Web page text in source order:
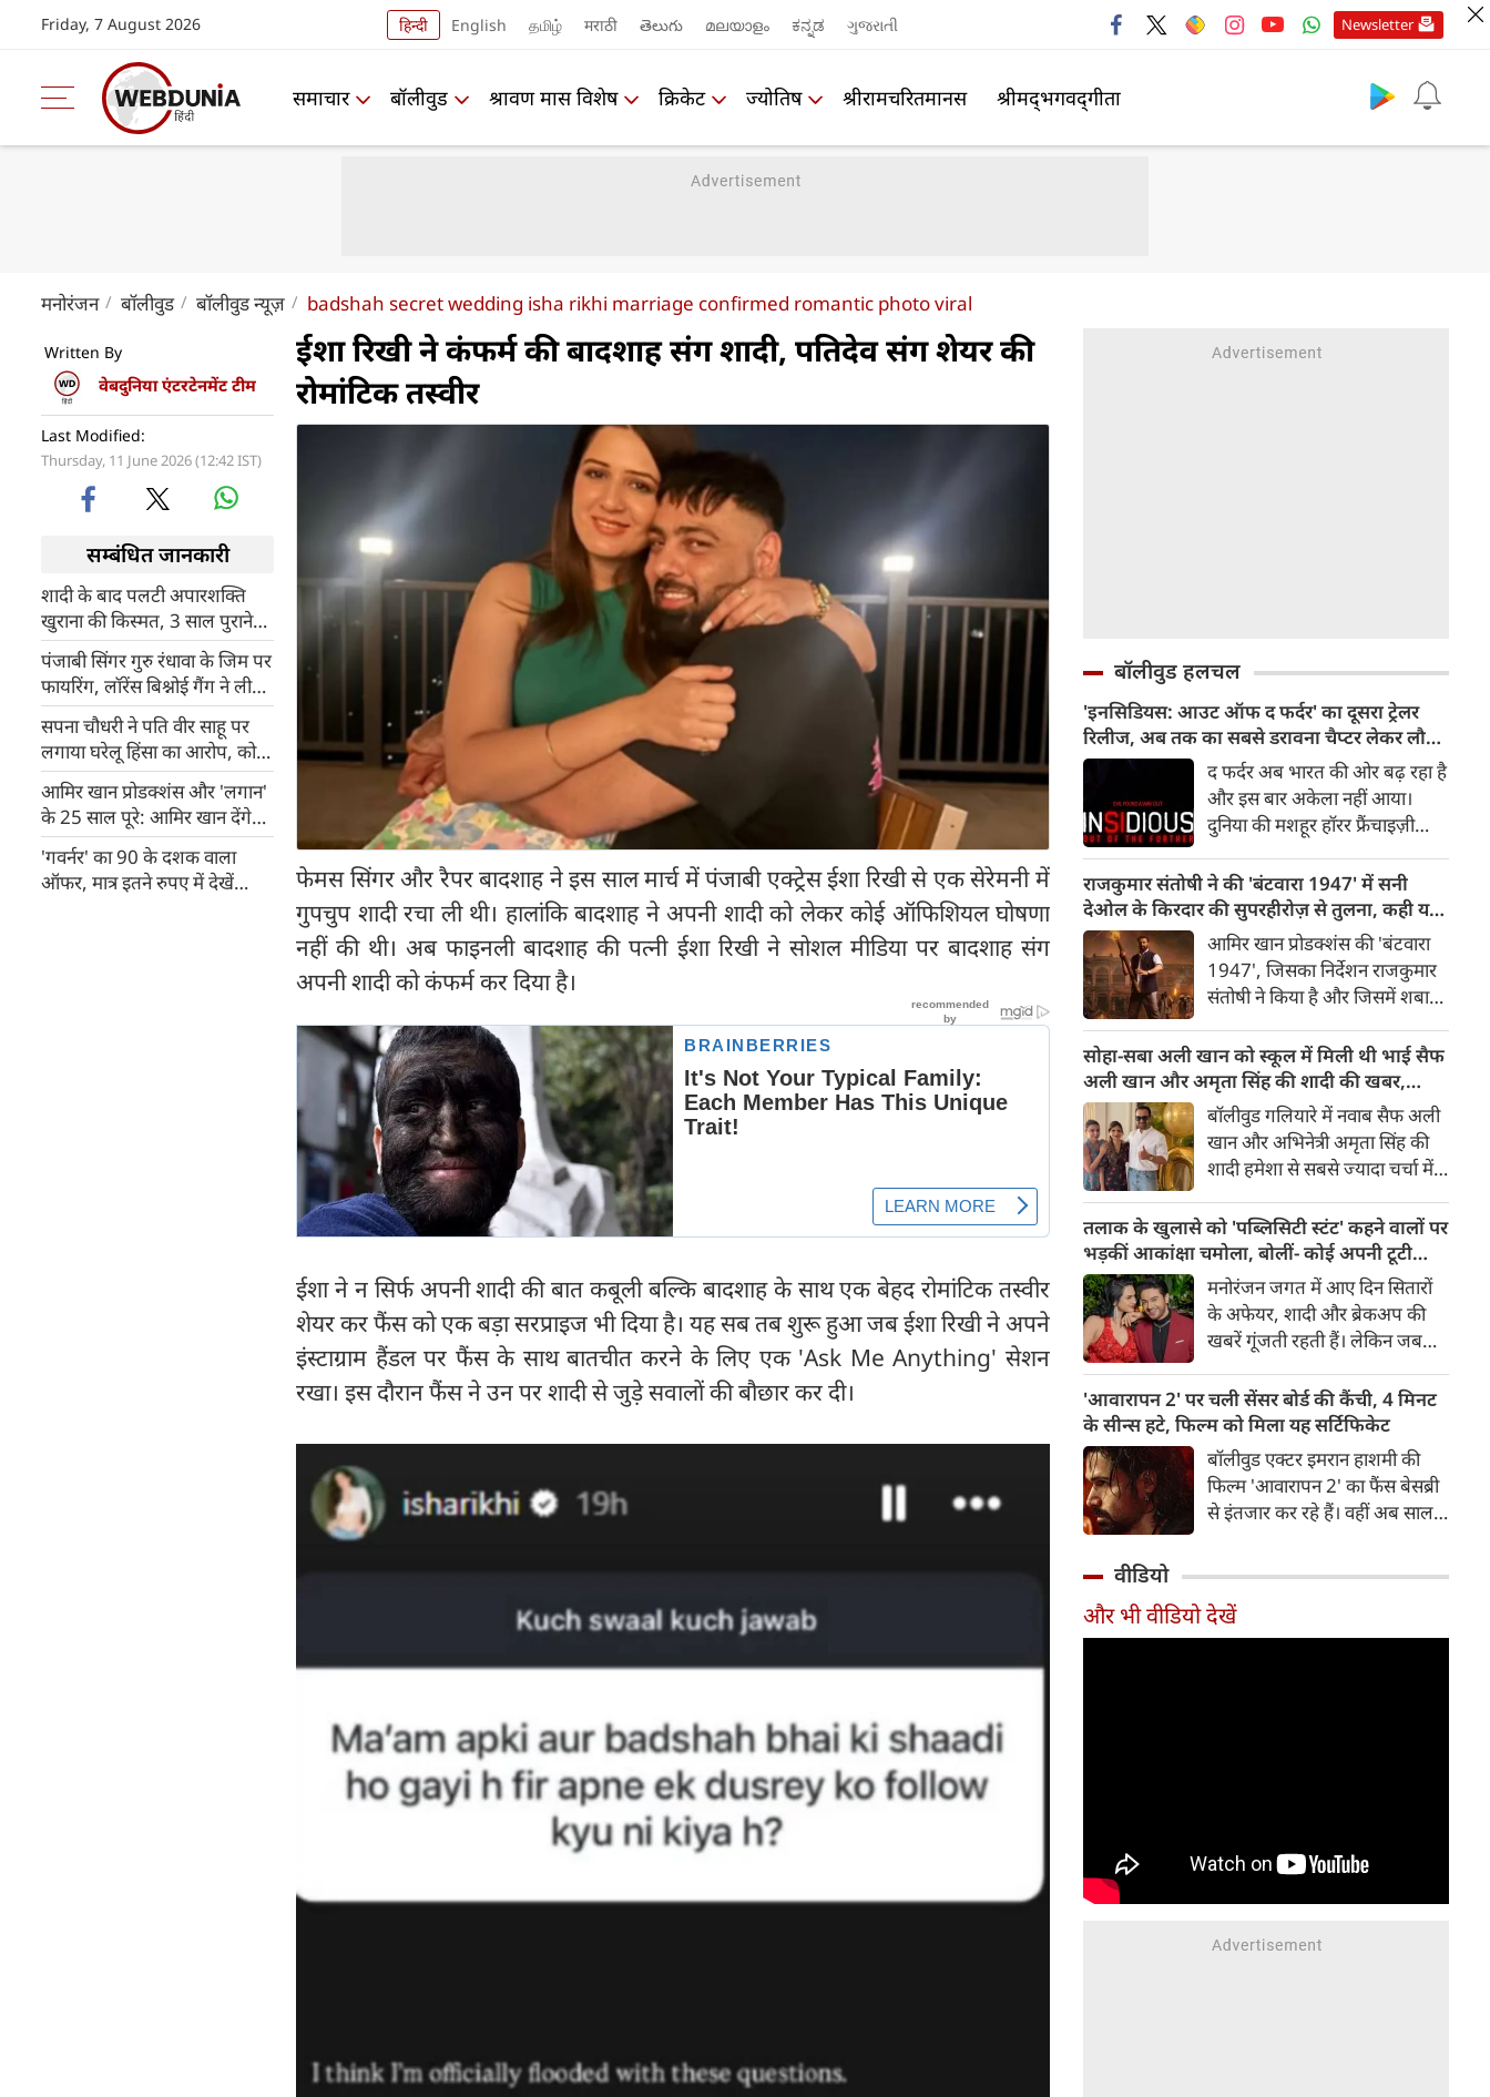
Friday, 7 August 2026 हिन्दी English தமிழ் मराठी తెలుగు മലയാളം ಕನ್ನಡ ગુજરાતી Newsletter
समाचार बॉलीवुड श्रावण मास विशेष क्रिकेट ज्योतिष श्रीरामचरितमानस श्रीमद्‍भगवद्‍गीता
मनोरंजन बॉलीवुड बॉलीवुड न्यूज़ badshah secret wedding isha rikhi marriage confirmed romantic photo viral
Written By
वेबदुनिया एंटरटेनमेंट टीम
Last Modified:
Thursday, 11 June 2026 (12:42 IST)
सम्बंधित जानकारी
शादी के बाद पलटी अपारशक्ति
खुराना की किस्मत, 3 साल पुराने
मैसेजेस का अचानक आया जवाब!
पंजाबी सिंगर गुरु रंधावा के जिम पर
फायरिंग, लॉरेंस बिश्नोई गैंग ने ली
जिम्मेदारी, सलमान खान से जोड़ा
कनेक्शन!
सपना चौधरी ने पति वीर साहू पर
लगाया घरेलू हिंसा का आरोप, कोर्ट
ने दी सुरक्षा
आमिर खान प्रोडक्शंस और 'लगान'
के 25 साल पूरे: आमिर खान देंगे
ग्रैंड पार्टी, पूरी कास्ट और क्रू होगी
शामिल
'गवर्नर' का 90 के दशक वाला
ऑफर, मात्र इतने रुपए में देखें
ईशा रिखी ने कंफर्म की बादशाह संग शादी, पतिदेव संग शेयर की
रोमांटिक तस्वीर
फेमस सिंगर और रैपर बादशाह ने इस साल मार्च में पंजाबी एक्ट्रेस ईशा रिखी से एक सेरेमनी में
गुपचुप शादी रचा ली थी। हालांकि बादशाह ने अपनी शादी को लेकर कोई ऑफिशियल घोषणा
नहीं की थी। अब फाइनली बादशाह की पत्नी ईशा रिखी ने सोशल मीडिया पर बादशाह संग
अपनी शादी को कंफर्म कर दिया है।
ईशा ने न सिर्फ अपनी शादी की बात कबूली बल्कि बादशाह के साथ एक बेहद रोमांटिक तस्वीर
शेयर कर फैंस को एक बड़ा सरप्राइज भी दिया है। यह सब तब शुरू हुआ जब ईशा रिखी ने अपने
इंस्टाग्राम हैंडल पर फैंस के साथ बातचीत करने के लिए एक 'Ask Me Anything' सेशन
रखा। इस दौरान फैंस ने उन पर शादी से जुड़े सवालों की बौछार कर दी।
बॉलीवुड हलचल
'इनसिडियस: आउट ऑफ द फर्दर' का दूसरा ट्रेलर
रिलीज, अब तक का सबसे डरावना चैप्टर लेकर लौट
रही हॉरर फ्रैंचाइजीद फर्दर अब भारत की ओर बढ़ रहा है
और इस बार अकेला नहीं आया।
दुनिया की मशहूर हॉरर फ्रैंचाइज़ी
चुका है, जो दर्शकों को इस डरावनी
दुनिया में और गहराई तक ले जाता है।
रोंगटे खड़े कर देने वाले नए दृश्यों से
भरपूर यह ट्रेलर इनसिडियस सीरीज़
के अब तक के सबसे डरावने और
सबसे अंधेरे अध्याय की झलक देता
है।
राजकुमार संतोषी ने की 'बंटवारा 1947' में सनी
देओल के किरदार की सुपरहीरोज़ से तुलना, कही यह
बात
आमिर खान प्रोडक्शंस की 'बंटवारा
1947', जिसका निर्देशन राजकुमार
संतोषी ने किया है और जिसमें शबाना
जिंटा मुख्य भूमिकाओं में हैं, 14
अगस्त 2026 को दुनियाभर के
सिनेमाघरों में रिलीज़ होगी। हाल ही में
रिलीज हुए फिल्म के ट्रेलर ने भारत के
बंटवारे के दर्दनाक इतिहास की दमदार
झलक दिखाकर दर्शकों के बीच
फिल्म को लेकर उत्साह और भी बढ़ा
दिया है।
सोहा-सबा अली खान को स्कूल में मिली थी भाई सैफ
अली खान और अमृता सिंह की शादी की खबर,
बताया चौंकाने वाला किस्साबॉलीवुड गलियारे में नवाब सैफ अली
खान और अभिनेत्री अमृता सिंह की
शादी हमेशा से सबसे ज्यादा चर्चा में
साल 1991 में हुई इस शादी को
लेकर आज भी कई ऐसे राज़ हैं,
जिनसे पर्दा उठना बाकी है। हाल ही में
सैफ अली खान की बहनों—अभिनेत्री
सोहा अली खान और सबा अली खान
ने इस शादी से जुड़ा एक बेहद
दिलचस्प और चौंकाने वाला किस्सा
साझा किया है।
तलाक के खुलासे को 'पब्लिसिटी स्टंट' कहने वालों पर
भड़कीं आकांक्षा चमोला, बोलीं- कोई अपनी टूटी
शादी का तमाशा नहीं बनातामनोरंजन जगत में आए दिन सितारों
के अफेयर, शादी और ब्रेकअप की
खबरें गूंजती रहती हैं। लेकिन जब
पॉपुलर कपल्स के अलग होने की
खबर आती है, तो फैंस का दिल टूट
जाता है। टीवी इंडस्ट्री के मशहूर और
टैलेंटेड एक्टर गौरव खन्ना और उनकी
पत्नी व एक्ट्रेस आकांक्षा चमोला इन
दिनों अपने रिश्ते को लेकर जबरदस्त
'आवारापन 2' पर चली सेंसर बोर्ड की कैंची, 4 मिनट
के सीन्स हटे, फिल्म को मिला यह सर्टिफिकेट
बॉलीवुड एक्टर इमरान हाशमी की
फिल्म 'आवारापन 2' का फैंस बेसब्री
से इंतजार कर रहे हैं। वहीं अब साल
फिल्म सर्टिफिकेशन (CBFC) से हरी
झंडी मिल गई है।
वीडियो
और भी वीडियो देखें